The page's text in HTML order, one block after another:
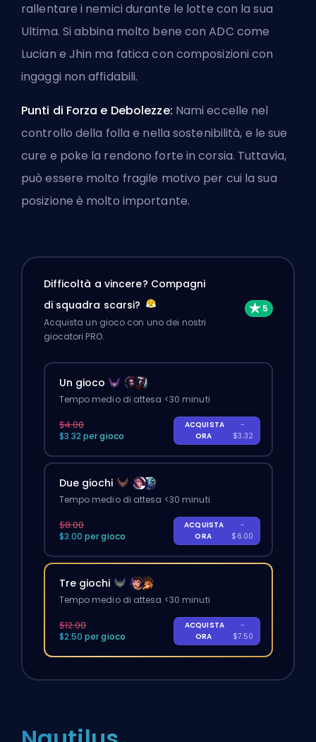
rallentare i nemici durante le lotte con la sua
Ultima. Si abbina molto bene con ADC come
Lucian e Jhin ma fatica con composizioni con
ingaggi non affidabili.
Punti di Forza e Debolezze: Nami eccelle nel
controllo della folla e nella sostenibilità, e le sue
cure e poke la rendono forte in corsia. Tuttavia,
può essere molto fragile motivo per cui la sua
posizione è molto importante.
Difficoltà a vincere? Compagni
di squadra scarsi?
Acquista un gioco con uno dei nostri
giocatori PRO.
Un gioco
Tempo medio di attesa <30 minuti
$4.00
$3.32 per gioco
ACQUISTA
ORA
-
$3.32
Due giochi
Tempo medio di attesa <30 minuti
$8.00
$3.00 per gioco
ACQUISTA
ORA
-
$6.00
Tre giochi
Tempo medio di attesa <30 minuti
$12.00
$2.50 per gioco
ACQUISTA
ORA
-
$7.50